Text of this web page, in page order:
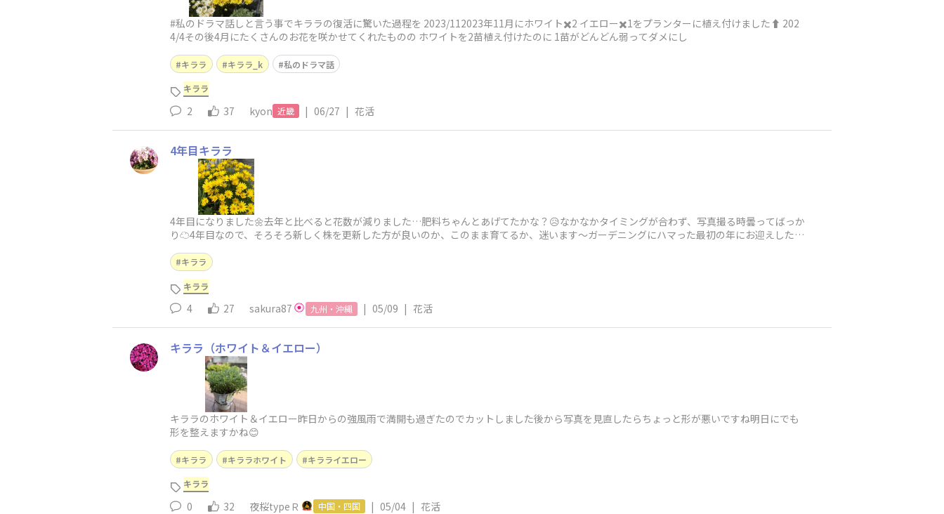
#私のドラマ話しと言う事でキララの復活に驚いた過程を 2023/112023年11月にホワイト✖️2 イエロー✖️1をプランターに植え付けました⬆️ 202
4/4その後4月にたくさんのお花を咲かせてくれたものの ホワイトを2苗植え付けたのに 1苗がどんどん弱ってダメにし
キララ キララ_k 私のドラマ話
キララ
2 37 kyon 近畿 | 06/27 | 花活
4年目キララ
4年目になりました🌼去年と比べると花数が減りました…肥料ちゃんとあげてたかな？😥なかなかタイミングが合わず、写真撮る時曇ってばっか
り☁️4年目なので、そろそろ新しく株を更新した方が良いのか、このまま育てるか、迷います〜ガーデニングにハマった最初の年にお迎えしたお
キララ
キララ
4 27 sakura87 九州・沖縄 | 05/09 | 花活
キララ（ホワイト＆イエロー）
キララのホワイト＆イエロー昨日からの強風雨で満開も過ぎたのでカットしました後から写真を見直したらちょっと形が悪いですね明日にでも
形を整えますかね😊
キララ キララホワイト キラライエロー
キララ
0 32 夜桜typeＲ 中国・四国 | 05/04 | 花活